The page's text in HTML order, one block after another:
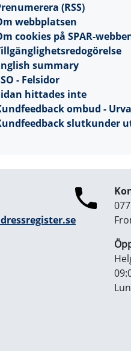
(RSS)
webbplatsen
cookies på SPAR-
summary
- Felsidor
hittades inte
ombud -
slutkunder